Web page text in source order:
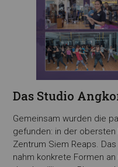
Das Studio
Gemeinsam wurden die
gefunden: in der
Zentrum Siem Reaps.
nahm konkrete Formen